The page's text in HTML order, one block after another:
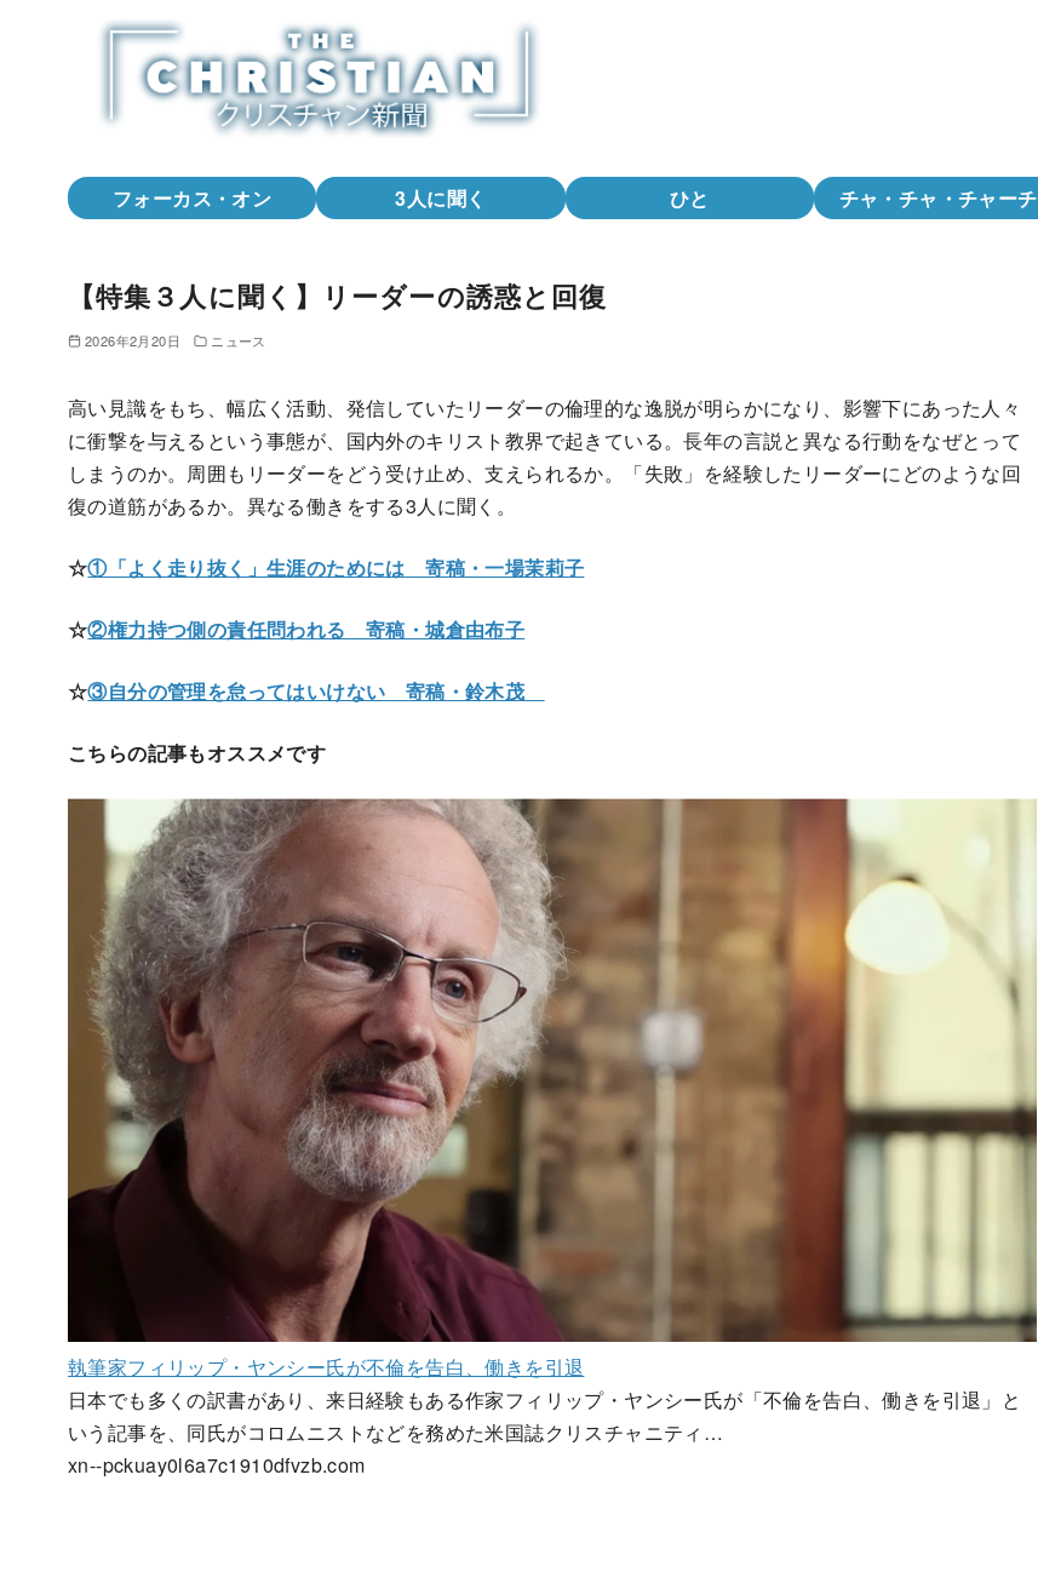
フォーカス・オン 3人に聞く ひと チャ・チャ・チャーチ
【特集３人に聞く】リーダーの誘惑と回復
2026年2月20日 ニュース
高い見識をもち、幅広く活動、発信していたリーダーの倫理的な逸脱が明らかになり、影響下にあった人々
に衝撃を与えるという事態が、国内外のキリスト教界で起きている。長年の言説と異なる行動をなぜとって
しまうのか。周囲もリーダーをどう受け止め、支えられるか。「失敗」を経験したリーダーにどのような回
復の道筋があるか。異なる働きをする3人に聞く。
☆①「よく走り抜く」生涯のためには 寄稿・一場茉莉子
☆②権力持つ側の責任問われる 寄稿・城倉由布子
☆③自分の管理を怠ってはいけない 寄稿・鈴木茂
こちらの記事もオススメです
執筆家フィリップ・ヤンシー氏が不倫を告白、働きを引退
日本でも多くの訳書があり、来日経験もある作家フィリップ・ヤンシー氏が「不倫を告白、働きを引退」と
いう記事を、同氏がコロムニストなどを務めた米国誌クリスチャニティ…
xn--pckuay0l6a7c1910dfvzb.com